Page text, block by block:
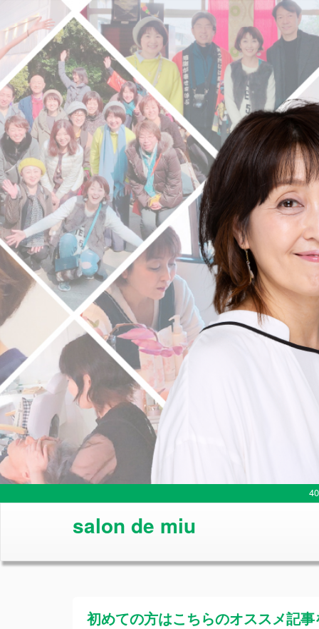
salon de miu
初めての方はこちらのオススメ記